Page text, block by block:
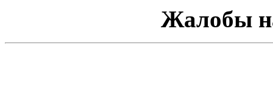
Жалобы